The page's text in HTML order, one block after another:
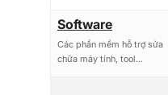
Software
Các phần mềm hỗ trợ sửa
chữa máy tính, tool...